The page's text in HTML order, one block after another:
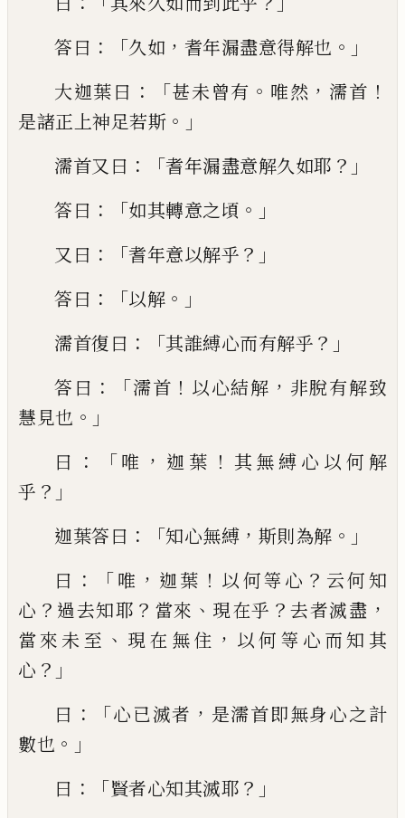
答曰 ：「久如 ， 耆年漏盡意得解也 。」
大迦葉曰 ：「甚未曾有 。 唯然 ， 濡首 ！
是諸正 上神足若斯 。」
濡首又曰 ：「耆年漏盡意解久如耶 ？」
答曰 ：「如其轉意之頃 。」
又曰 ：「耆年意以解乎 ？」
答曰 ：「以解 。」
濡首復曰 ：「其誰縛心而有解乎 ？」
答 曰 ：「濡首 ！ 以心結解 ， 非脫有解致
慧見也 。」
曰 ：「唯 ， 迦葉 ！ 其無縛心以何解
乎 ？」
迦葉答曰 ：「知心無縛 ， 斯則為解 。」
曰 ：「唯 ， 迦葉 ！ 以何等心 ？ 云何知
心 ？ 過去知耶 ？ 當來 、 現在乎 ？去者滅盡 ，
當來未至 、 現在無住 ， 以何等心而知其
心 ？」
曰 ：「心已滅者 ， 是濡首即無身心之計
數也 。」
曰 ：「賢者心知其滅耶 ？」